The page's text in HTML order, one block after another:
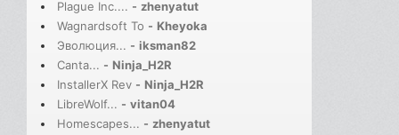
Plague Inc.... - zhenyatut
Wagnardsoft To - Kheyoka
Эволюция... - iksman82
Canta... - Ninja_H2R
InstallerX Rev - Ninja_H2R
LibreWolf... - vitan04
Homescapes... - zhenyatut